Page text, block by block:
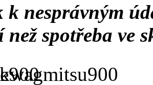
k nesprávným
než spotřeba ve